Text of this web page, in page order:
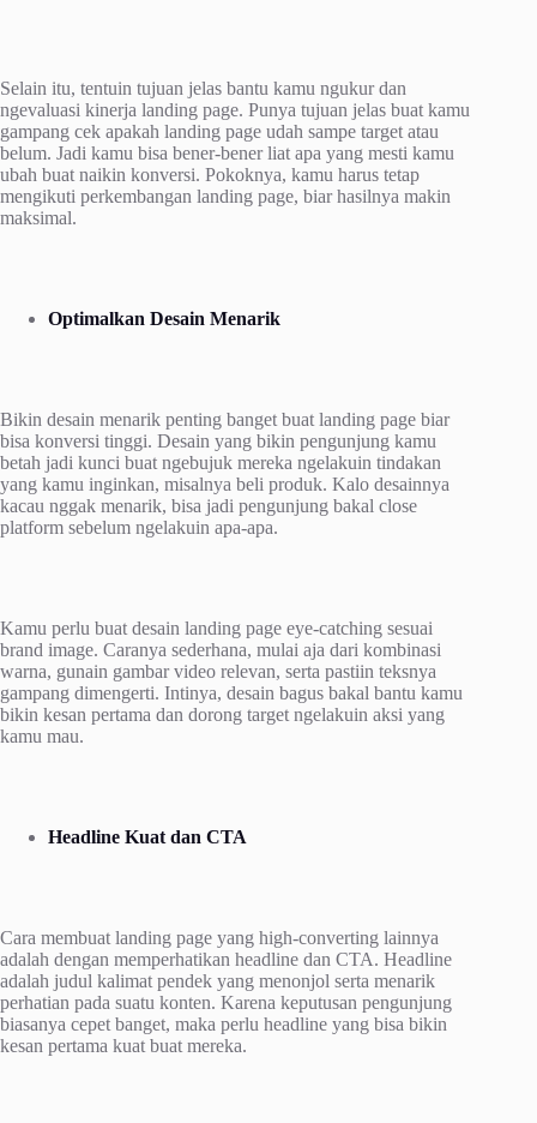
Selain itu, tentuin tujuan jelas bantu kamu ngukur dan
ngevaluasi kinerja landing page. Punya tujuan jelas buat kamu
gampang cek apakah landing page udah sampe target atau
belum. Jadi kamu bisa bener-bener liat apa yang mesti kamu
ubah buat naikin konversi. Pokoknya, kamu harus tetap
mengikuti perkembangan landing page, biar hasilnya makin
maksimal.
Optimalkan Desain Menarik
Bikin desain menarik penting banget buat landing page biar
bisa konversi tinggi. Desain yang bikin pengunjung kamu
betah jadi kunci buat ngebujuk mereka ngelakuin tindakan
yang kamu inginkan, misalnya beli produk. Kalo desainnya
kacau nggak menarik, bisa jadi pengunjung bakal close
platform sebelum ngelakuin apa-apa.
Kamu perlu buat desain landing page eye-catching sesuai
brand image. Caranya sederhana, mulai aja dari kombinasi
warna, gunain gambar video relevan, serta pastiin teksnya
gampang dimengerti. Intinya, desain bagus bakal bantu kamu
bikin kesan pertama dan dorong target ngelakuin aksi yang
kamu mau.
Headline Kuat dan CTA
Cara membuat landing page yang high-converting lainnya
adalah dengan memperhatikan headline dan CTA. Headline
adalah judul kalimat pendek yang menonjol serta menarik
perhatian pada suatu konten. Karena keputusan pengunjung
biasanya cepet banget, maka perlu headline yang bisa bikin
kesan pertama kuat buat mereka.